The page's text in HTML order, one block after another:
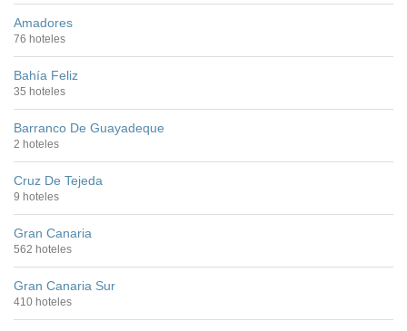
Amadores
76 hoteles
Bahía Feliz
35 hoteles
Barranco De Guayadeque
2 hoteles
Cruz De Tejeda
9 hoteles
Gran Canaria
562 hoteles
Gran Canaria Sur
410 hoteles